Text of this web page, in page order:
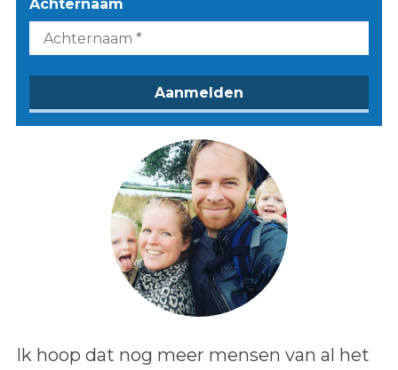
Achternaam
Lees het bericht:
Ik hoop dat nog meer mensen van al het